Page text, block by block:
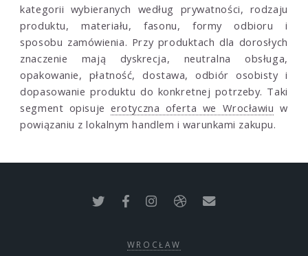
kategorii wybieranych według prywatności, rodzaju
produktu, materiału, fasonu, formy odbioru i
sposobu zamówienia. Przy produktach dla dorosłych
znaczenie mają dyskrecja, neutralna obsługa,
opakowanie, płatność, dostawa, odbiór osobisty i
dopasowanie produktu do konkretnej potrzeby. Taki
segment opisujeerotyczna oferta we Wrocławiu w
powiązaniu z lokalnym handlem i warunkami zakupu.
WROCŁAW